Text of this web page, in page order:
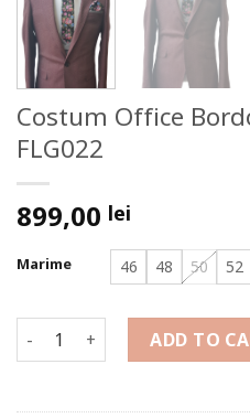
Costum Office
FLG022
899,00 lei
Marime 46 48 50 52
Costum Office Bordo cu
ADD TO